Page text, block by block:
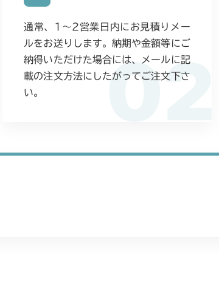
02
通常、1〜2営業日内にお見積りメー
ルをお送りします。納期や金額等にご
納得いただけた場合には、メールに記
載の注文方法にしたがってご注文下さ
い。